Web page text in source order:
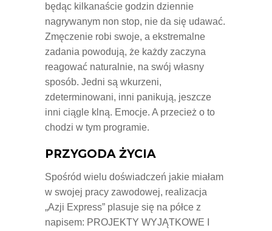
będąc kilkanaście godzin dziennie
nagrywanym non stop, nie da się udawać.
Zmęczenie robi swoje, a ekstremalne
zadania powodują, że każdy zaczyna
reagować naturalnie, na swój własny
sposób. Jedni są wkurzeni,
zdeterminowani, inni panikują, jeszcze
inni ciągle klną. Emocje. A przecież o to
chodzi w tym programie.
PRZYGODA ŻYCIA
Spośród wielu doświadczeń jakie miałam
w swojej pracy zawodowej, realizacja
„Azji Express” plasuje się na półce z
napisem: PROJEKTY WYJĄTKOWE I